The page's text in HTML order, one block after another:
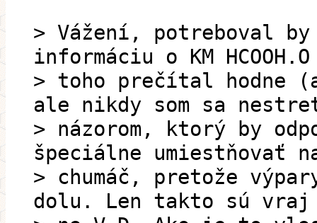
> Vážení, potreboval by
informáciu o KM
> toho prečítal hodne
ale nikdy som sa
> názorom, ktorý by
špeciálne umiestňovať
> chumáč, pretože
dolu. Len takto sú vraj